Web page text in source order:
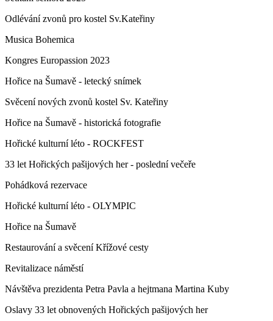
Odlévání zvonů pro kostel Sv.Kateřiny
Musica Bohemica
Kongres Europassion 2023
Hořice na Šumavě - letecký snímek
Svěcení nových zvonů kostel Sv. Kateřiny
Hořice na Šumavě - historická fotografie
Hořické kulturní léto - ROCKFEST
33 let Hořických pašijových her - poslední večeře
Pohádková rezervace
Hořické kulturní léto - OLYMPIC
Hořice na Šumavě
Restaurování a svěcení Křížové cesty
Revitalizace náměstí
Návštěva prezidenta Petra Pavla a hejtmana Martina Kuby
Oslavy 33 let obnovených Hořických pašijových her